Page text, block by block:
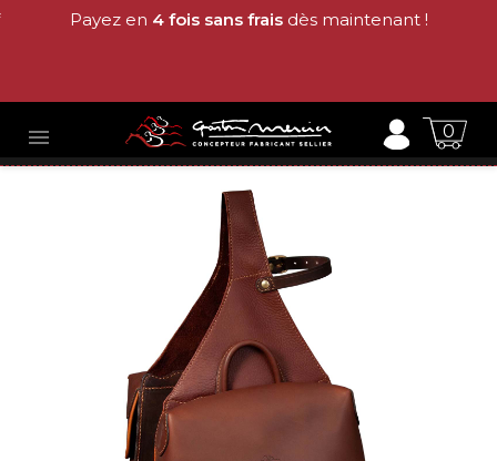
Payez en 4 fois sans fraisdès maintenant !
 0